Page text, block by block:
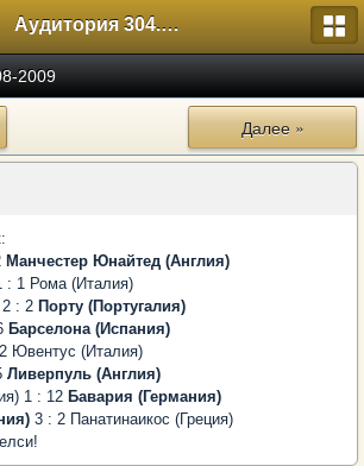
Аудитория 304. История России
2009
Далее »
Манчестер Юнайтед (Англия)
: 1 Рома (Италия)
2 : 2 Порту (Португалия)
Барселона (Испания)
Ювентус (Италия)
Ливерпуль (Англия)
1 : 12 Бавария (Германия)
3 : 2 Панатинаикос (Греция)